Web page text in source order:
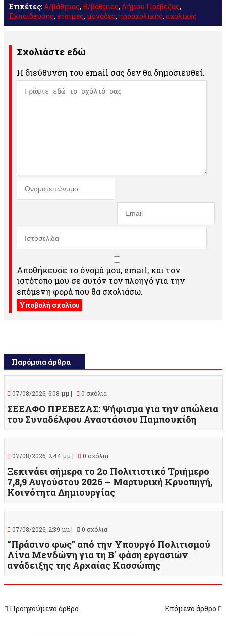
Ετικέτες:Α/βάθμιας, Β/βάθμιας, Δήμου Πρέβεζας,
Εκπαίδευσης, έτοιμες, μονάδες, προσχολικής, σχολικές
Σχολιάστε εδώ
Η διεύθυνση του email σας δεν θα δημοσιευθεί.
Αποθήκευσε το όνομά μου, email, και τον
ιστότοπο μου σε αυτόν τον πλοηγό για την
επόμενη φορά που θα σχολιάσω.
Παρόμοια άρθρα
07/08/2026, 6:08 μμ | 0 σχόλια
ΣΕΕΛΦΟ ΠΡΕΒΕΖΑΣ: Ψήφισμα για την απώλεια
του Συναδέλφου Αναστάσιου Παμπουκίδη
07/08/2026, 2:44 μμ | 0 σχόλια
Ξεκινάει σήμερα το 2ο Πολιτιστικό Τριήμερο
7,8,9 Αυγούστου 2026 – Μαρτυρική Κρυοπηγή,
Κοινότητα Δημιουργίας
07/08/2026, 2:39 μμ | 0 σχόλια
“Πράσινο φως” από την Υπουργό Πολιτισμού
Λίνα Μενδώνη για τη Β΄ φάση εργασιών
ανάδειξης της Αρχαίας Κασσώπης
Προηγούμενο άρθρο Επόμενο άρθρο